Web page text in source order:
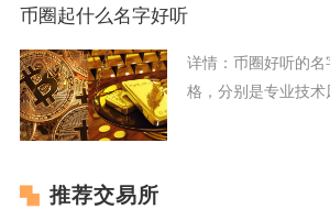
币圈起什么名字好听
详情： 币圈好听的
格，分别是专业技
风、简约文艺天文
推荐交易所